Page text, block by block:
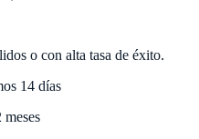
o con alta tasa de éxito.
14 días